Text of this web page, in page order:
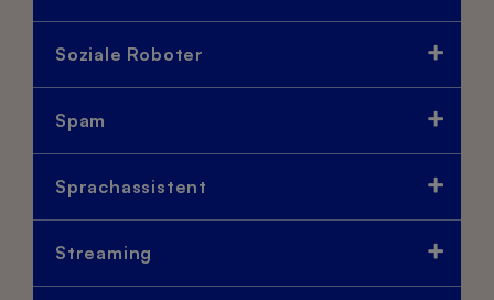
Soziale Roboter
Spam
Sprachassistent
Streaming